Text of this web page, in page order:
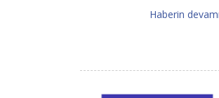
Haberin